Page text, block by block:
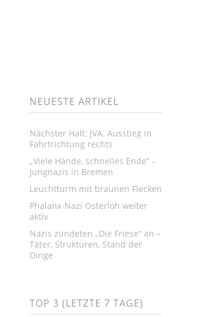
NEUESTE ARTIKEL
Nächster Halt: JVA. Ausstieg in
Fahrtrichtung rechts
„Viele Hände, schnelles Ende“ –
Jungnazis in Bremen
Leuchtturm mit braunen Flecken
Phalanx-Nazi Osterloh weiter
aktiv
Nazis zündeten „Die Friese“ an –
Täter, Strukturen, Stand der
Dinge
TOP 3 (LETZTE 7 TAGE)